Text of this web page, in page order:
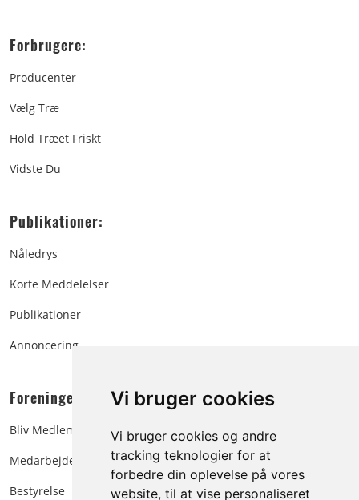
Vi bruger cookies
Vi bruger cookies og andre
tracking teknologier for at
forbedre din oplevelse på vores
website, til at vise personaliseret
Forbrugere:
Producenter
Vælg Træ
Hold Træet Friskt
Vidste Du
Publikationer:
Nåledrys
Korte Meddelelser
Publikationer
Annoncering
Foreningen:
Bliv Medlem
Medarbejdere
Bestyrelse